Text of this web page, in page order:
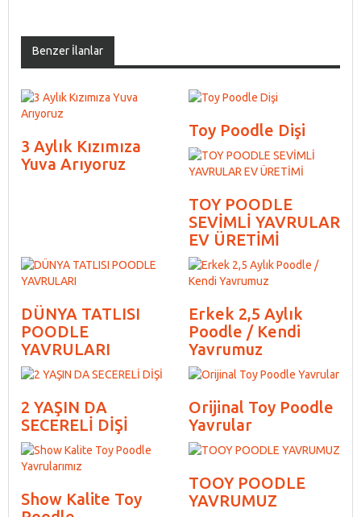
Benzer İlanlar
3 Aylık Kızımıza
Yuva Arıyoruz
Toy Poodle Dişi
TOY POODLE
SEVİMLİ YAVRULAR
EV ÜRETİMİ
DÜNYA TATLISI
POODLE
YAVRULARI
Erkek 2,5 Aylık
Poodle / Kendi
Yavrumuz
2 YAŞIN DA
SECERELİ DİŞİ
Orijinal Toy Poodle
Yavrular
Show Kalite Toy
TOOY POODLE
YAVRUMUZ